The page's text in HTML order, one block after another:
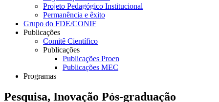
Projeto Pedagógico Institucional
Permanência e êxito
Grupo do FDE/CONIF
Publicações
Comitê Científico
Publicações
Publicações Proen
Publicações MEC
Programas
Pesquisa, Inovação Pós-graduação